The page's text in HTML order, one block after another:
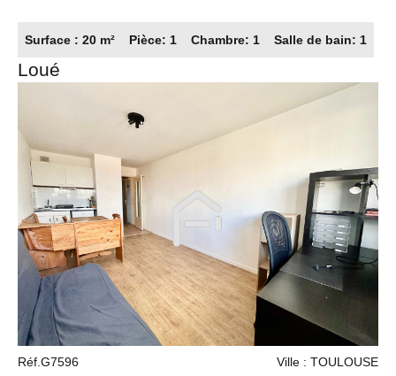
ensoleillée, idéale pour profiter des beaux jours en toute
tranquillité. Appartement en excellent état, calme et
charges comprises dont 30.00€ de provisions sur
charges. Caution : 1 100.00€ Honoraires d'agence :
260.00€ dont 60.00€ pour la réalisation de l'état des lieux.
Référence annonce : G1942 France proprio / Service
location 05.61.626.223. FRANCE PROPRIO Réseaux de
conseillers Immobilier partout en France. Transaction/
Location/ Gestion
Surface : 20 m² Pièce: 1 Chambre: 1 Salle de bain: 1
Loué
Réf.G7596 Ville : TOULOUSE